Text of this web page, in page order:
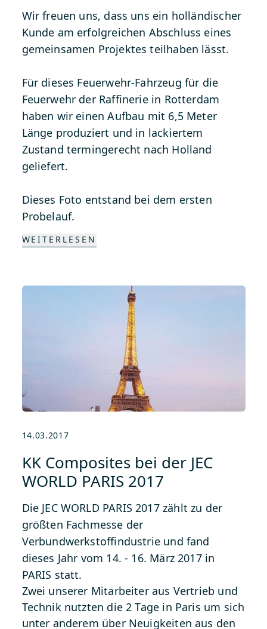
Wir freuen uns, dass uns ein holländischer
Kunde am erfolgreichen Abschluss eines
gemeinsamen Projektes teilhaben lässt.
Für dieses Feuerwehr-Fahrzeug für die
Feuerwehr der Raffinerie in Rotterdam
haben wir einen Aufbau mit 6,5 Meter
Länge produziert und in lackiertem
Zustand termingerecht nach Holland
geliefert.
Dieses Foto entstand bei dem ersten
Probelauf.
WEITERLESEN
14.03.2017
KK Composites bei der JEC
WORLD PARIS 2017
Die JEC WORLD PARIS 2017 zählt zu der
größten Fachmesse der
Verbundwerkstoffindustrie und fand
dieses Jahr vom 14. - 16. März 2017 in
PARIS statt.
Zwei unserer Mitarbeiter aus Vertrieb und
Technik nutzten die 2 Tage in Paris um sich
unter anderem über Neuigkeiten aus den